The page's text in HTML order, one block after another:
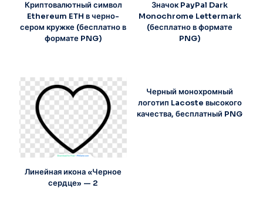
Криптовалютный символ
Ethereum ETH в черно-
сером кружке (бесплатно в
формате PNG)
Значок PayPal Dark
Monochrome Lettermark
(бесплатно в формате
PNG)
Линейная икона «Черное
сердце» — 2
Черный монохромный
логотип Lacoste высокого
качества, бесплатный PNG